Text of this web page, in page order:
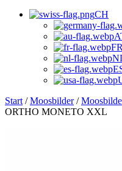
CH
FR
Start /Moosbilder/
ORTHO MONETO XXL